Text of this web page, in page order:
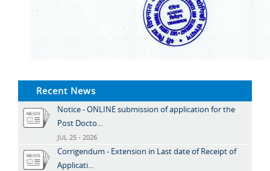
Recent News
Notice - ONLINE submission of application for the
Post Docto...
JUL 25 - 2026
Corrigendum - Extension in Last date of Receipt of
Applicati...